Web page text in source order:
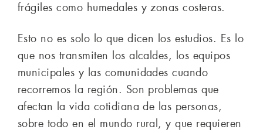
frágiles como humedales y zonas costeras.
Esto no es solo lo que dicen los estudios. Es lo
que nos transmiten los alcaldes, los equipos
municipales y las comunidades cuando
recorremos la región. Son problemas que
afectan la vida cotidiana de las personas,
sobre todo en el mundo rural, y que requieren